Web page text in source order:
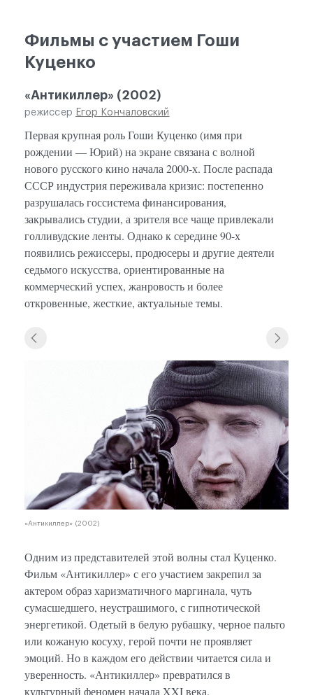
Фильмы с участием Гоши
Куценко
«Антикиллер» (2002)
режиссер Егор Кончаловский
Первая крупная роль Гоши Куценко (имя при
рождении — Юрий) на экране связана с волной
нового русского кино начала 2000-х. После распада
СССР индустрия переживала кризис: постепенно
разрушалась госсистема финансирования,
закрывались студии, а зрителя все чаще привлекали
голливудские ленты. Однако к середине 90-х
появились режиссеры, продюсеры и другие деятели
седьмого искусства, ориентированные на
коммерческий успех, жанровость и более
откровенные, жесткие, актуальные темы.
«Антикиллер» (2002)
Одним из представителей этой волны стал Куценко.
Фильм «Антикиллер» с его участием закрепил за
актером образ харизматичного маргинала, чуть
сумасшедшего, неустрашимого, с гипнотической
энергетикой. Одетый в белую рубашку, черное пальто
или кожаную косуху, герой почти не проявляет
эмоций. Но в каждом его действии читается сила и
уверенность. «Антикиллер» превратился в
культурный феномен начала XXI века.